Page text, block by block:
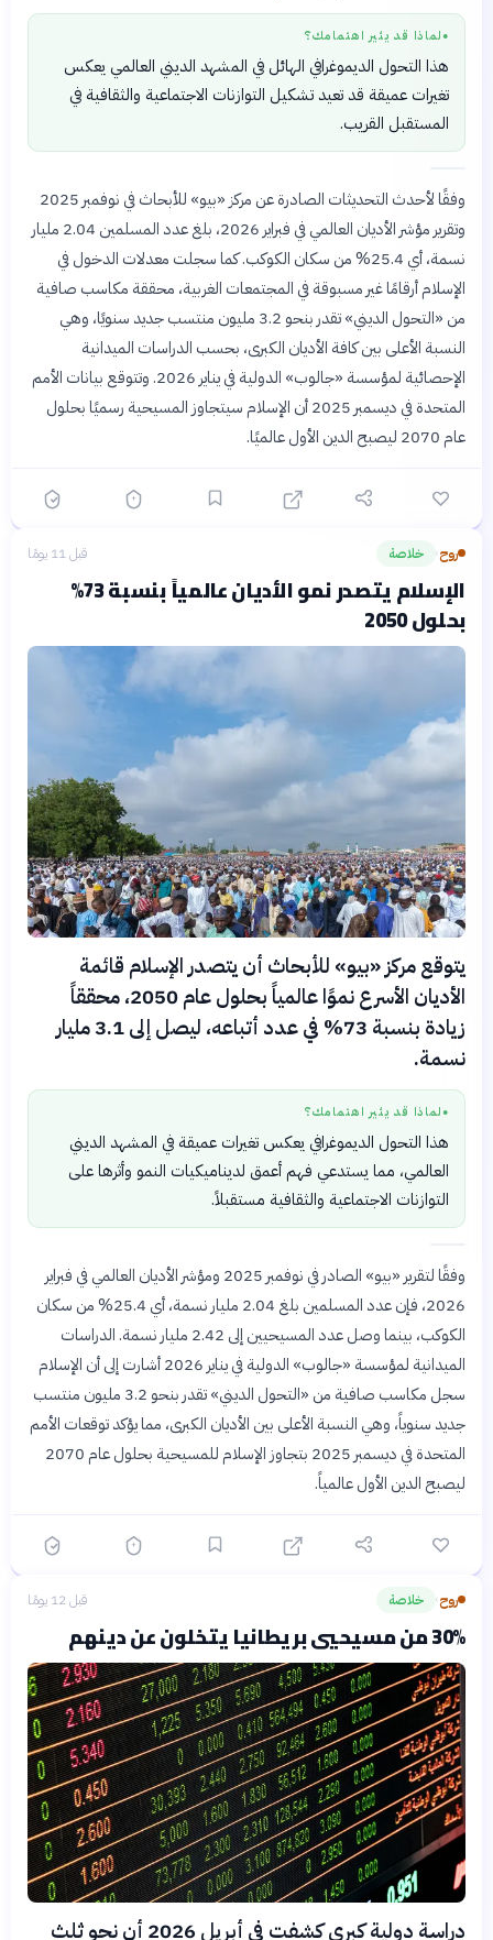
● لماذا قد يثير اهتمامك؟
هذا التحول الديموغرافي الهائل في المشهد الديني العالمي يعكس
تغيرات عميقة قد تعيد تشكيل التوازنات الاجتماعية والثقافية في
المستقبل القريب.
وفقًا لأحدث التحديثات الصادرة عن مركز «بيو» للأبحاث في نوفمبر 2025
وتقرير مؤشر الأديان العالمي في فبراير 2026، بلغ عدد المسلمين 2.04 مليار
نسمة، أي 25.4% من سكان الكوكب. كما سجلت معدلات الدخول في
الإسلام أرقامًا غير مسبوقة في المجتمعات الغربية، محققة مكاسب صافية
من «التحول الديني» تقدر بنحو 3.2 مليون منتسب جديد سنويًا، وهي
النسبة الأعلى بين كافة الأديان الكبرى، بحسب الدراسات الميدانية
الإحصائية لمؤسسة «جالوب» الدولية في يناير 2026. وتتوقع بيانات الأمم
المتحدة في ديسمبر 2025 أن الإسلام سيتجاوز المسيحية رسميًا بحلول
عام 2070 ليصبح الدين الأول عالميًا.
روح› خلاصة قبل 11 يومًا
الإسلام يتصدر نمو الأديان عالمياً بنسبة 73%
بحلول 2050
يتوقع مركز «بيو» للأبحاث أن يتصدر الإسلام قائمة
الأديان الأسرع نموًا عالمياً بحلول عام 2050، محققاً
زيادة بنسبة 73% في عدد أتباعه، ليصل إلى 3.1 مليار
نسمة.
● لماذا قد يثير اهتمامك؟
هذا التحول الديموغرافي يعكس تغيرات عميقة في المشهد الديني
العالمي، مما يستدعي فهم أعمق لديناميكيات النمو وأثرها على
التوازنات الاجتماعية والثقافية مستقبلاً.
وفقًا لتقرير «بيو» الصادر في نوفمبر 2025 ومؤشر الأديان العالمي في فبراير
2026، فإن عدد المسلمين بلغ 2.04 مليار نسمة، أي 25.4% من سكان
الكوكب، بينما وصل عدد المسيحيين إلى 2.42 مليار نسمة. الدراسات
الميدانية لمؤسسة «جالوب» الدولية في يناير 2026 أشارت إلى أن الإسلام
سجل مكاسب صافية من «التحول الديني» تقدر بنحو 3.2 مليون منتسب
جديد سنوياً، وهي النسبة الأعلى بين الأديان الكبرى، مما يؤكد توقعات الأمم
المتحدة في ديسمبر 2025 بتجاوز الإسلام للمسيحية بحلول عام 2070
ليصبح الدين الأول عالمياً.
روح› خلاصة قبل 12 يومًا
30% من مسيحيي بريطانيا يتخلون عن دينهم
دراسة دولية كبرى كشفت في أبريل 2026 أن نحو ثلث